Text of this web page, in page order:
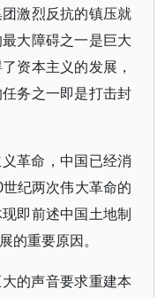
激烈反抗的镇压就
大障碍之一是巨大
资本主义的发展，
务之一即是打击封
革命，中国已经消
纪两次伟大革命的
即前述中国土地制
的重要原因。
的声音要求重建本